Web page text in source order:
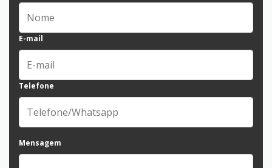
E-mail
Telefone
Mensagem